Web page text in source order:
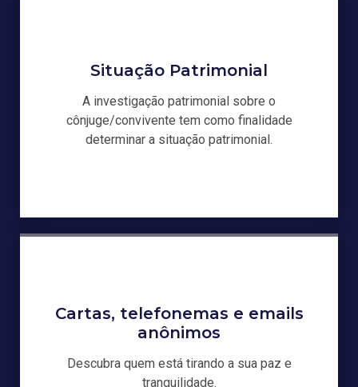
Situação Patrimonial
A investigação patrimonial sobre o
cônjuge/convivente tem como finalidade
determinar a situação patrimonial.
Cartas, telefonemas e emails
anônimos
Descubra quem está tirando a sua paz e
tranquilidade.